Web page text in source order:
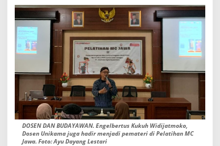
DOSEN DAN BUDAYAWAN. Engelbertus Kukuh Widijatmoko,
Dosen Unikama juga hadir menjadi pemateri di Pelatihan MC
Jawa. Foto: Ayu Dayang Lestari